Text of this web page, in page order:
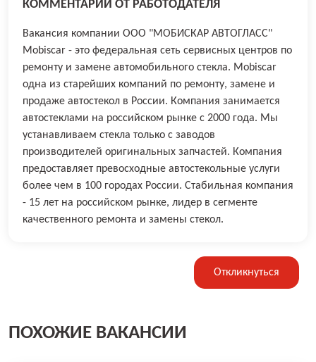
КОММЕНТАРИЙ ОТ РАБОТОДАТЕЛЯ
Вакансия компании ООО "МОБИСКАР АВТОГЛАСС"
Mobiscar - это федеральная сеть сервисных центров по
ремонту и замене автомобильного стекла. Mobiscar
одна из старейших компаний по ремонту, замене и
продаже автостекол в России. Компания занимается
автостеклами на российском рынке с 2000 года. Мы
устанавливаем стекла только с заводов
производителей оригинальных запчастей. Компания
предоставляет превосходные автостекольные услуги
более чем в 100 городах России. Стабильная компания
- 15 лет на российском рынке, лидер в сегменте
качественного ремонта и замены стекол.
Откликнуться
ПОХОЖИЕ ВАКАНСИИ